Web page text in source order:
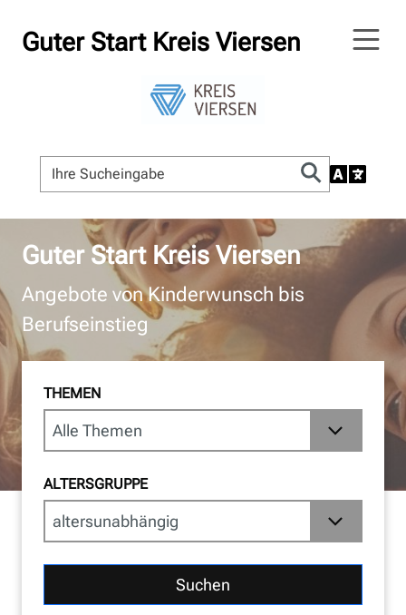
Guter Start Kreis Viersen
Guter Start Kreis Viersen
Angebote von Kinderwunsch bis
Berufseinstieg
THEMEN
ALTERSGRUPPE
Suchen